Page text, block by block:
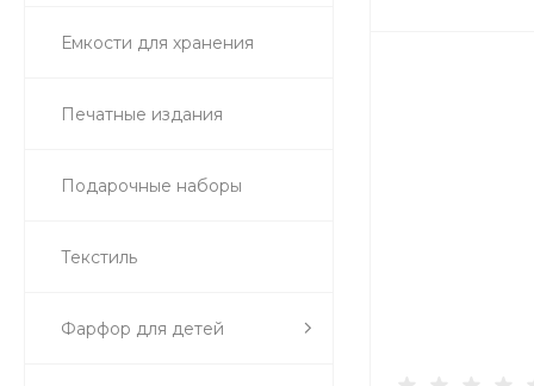
Емкости для хранения
Печатные издания
Подарочные наборы
Текстиль
Фарфор для детей